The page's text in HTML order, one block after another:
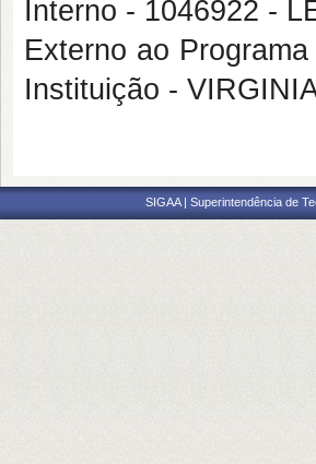
Interno - 1046922 -
Externo ao
Instituição -
SIGAA | Superintendência de